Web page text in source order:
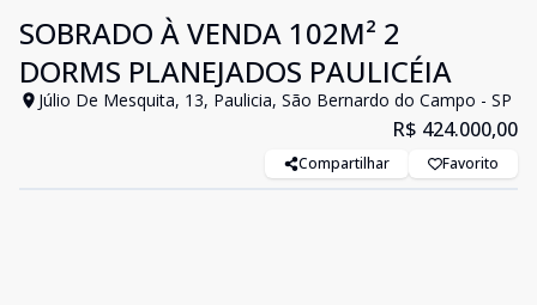
SOBRADO À VENDA 102M² 2
DORMS PLANEJADOS PAULICÉIA
Júlio De Mesquita, 13, Paulicia, São Bernardo do Campo - SP
R$ 424.000,00
Compartilhar Favorito